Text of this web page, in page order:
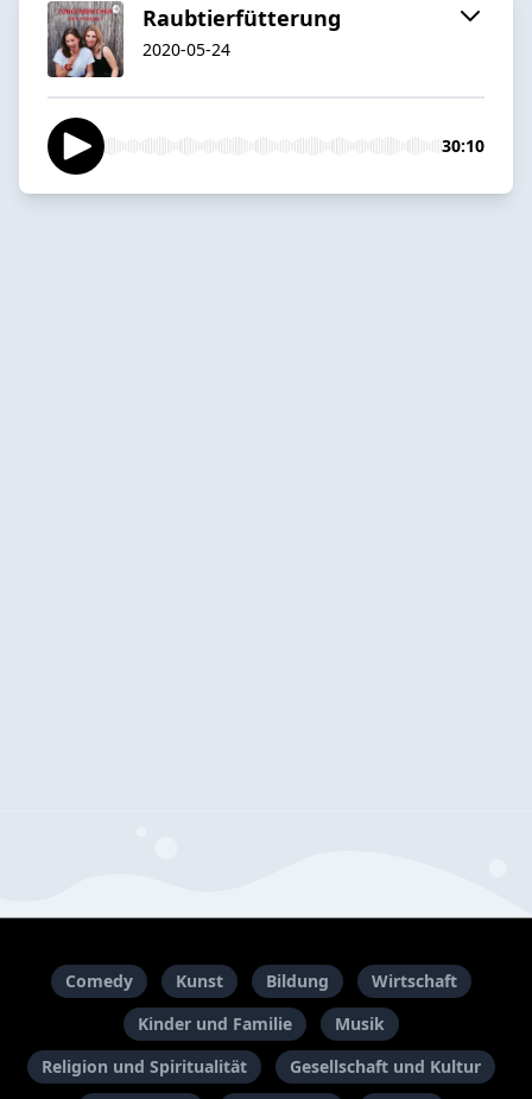
Raubtierfütterung
2020-05-24
30:10
Comedy Kunst Bildung
Wirtschaft
Kinder und Familie
Musik
Religion und Spiritualität
Gesellschaft und Kultur